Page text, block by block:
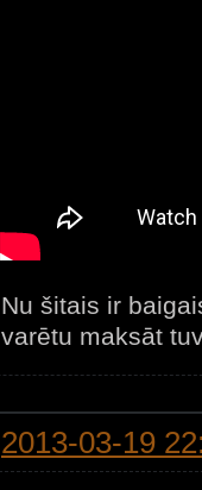
Nu šitais ir
varētu maksāt
2013-03-19